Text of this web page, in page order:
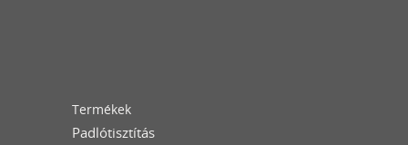
Termékek
Padlótisztítás